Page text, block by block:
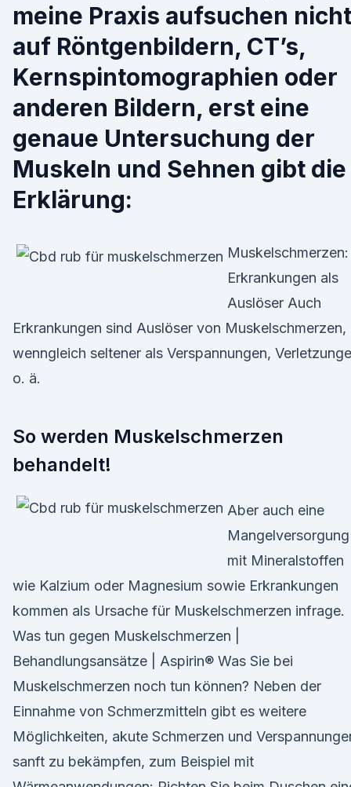
meine Praxis aufsuchen nicht
auf Röntgenbildern, CT’s,
Kernspintomographien oder
anderen Bildern, erst eine
genaue Untersuchung der
Muskeln und Sehnen gibt die
Erklärung:
Muskelschmerzen:
Erkrankungen als
Auslöser Auch
Erkrankungen sind Auslöser von Muskelschmerzen,
wenngleich seltener als Verspannungen,
o. ä.
So werden Muskelschmerzen
behandelt!
Aber auch eine
Mangelversorgung
mit Mineralstoffen
wie Kalzium oder Magnesium sowie Erkrankungen
kommen als Ursache für Muskelschmerzen infrage.
Was tun gegen Muskelschmerzen |
Behandlungsansätze | Aspirin® Was Sie bei
Muskelschmerzen noch tun können? Neben der
Einnahme von Schmerzmitteln gibt es weitere
Möglichkeiten, akute Schmerzen und
sanft zu bekämpfen, zum Beispiel mit